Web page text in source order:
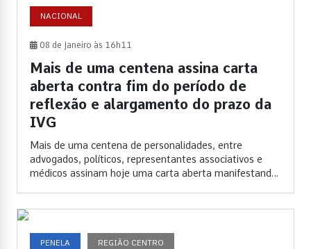
NACIONAL
08 de Janeiro às 16h11
Mais de uma centena assina carta
aberta contra fim do período de
reflexão e alargamento do prazo da
IVG
Mais de uma centena de personalidades, entre
advogados, políticos, representantes associativos e
médicos assinam hoje uma carta aberta manifestando-
PENELA REGIÃO CENTRO